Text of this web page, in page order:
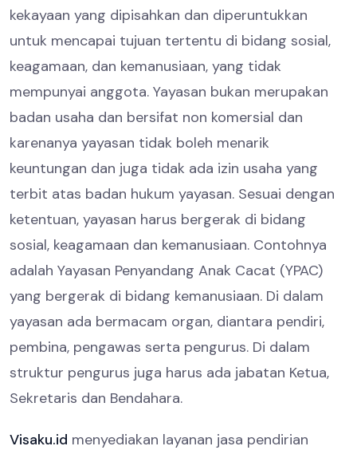
kekayaan yang dipisahkan dan diperuntukkan
untuk mencapai tujuan tertentu di bidang sosial,
keagamaan, dan kemanusiaan, yang tidak
mempunyai anggota. Yayasan bukan merupakan
badan usaha dan bersifat non komersial dan
karenanya yayasan tidak boleh menarik
keuntungan dan juga tidak ada izin usaha yang
terbit atas badan hukum yayasan. Sesuai dengan
ketentuan, yayasan harus bergerak di bidang
sosial, keagamaan dan kemanusiaan. Contohnya
adalah Yayasan Penyandang Anak Cacat (YPAC)
yang bergerak di bidang kemanusiaan. Di dalam
yayasan ada bermacam organ, diantara pendiri,
pembina, pengawas serta pengurus. Di dalam
struktur pengurus juga harus ada jabatan Ketua,
Sekretaris dan Bendahara.
Visaku.id menyediakan layanan jasa pendirian